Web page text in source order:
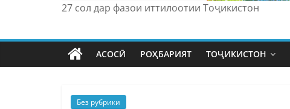
27 сол дар фазои иттилоотии Тоҷикистон
АСОСӢ РОҲБАРИЯТ ТОҶИКИСТОН
Без рубрики